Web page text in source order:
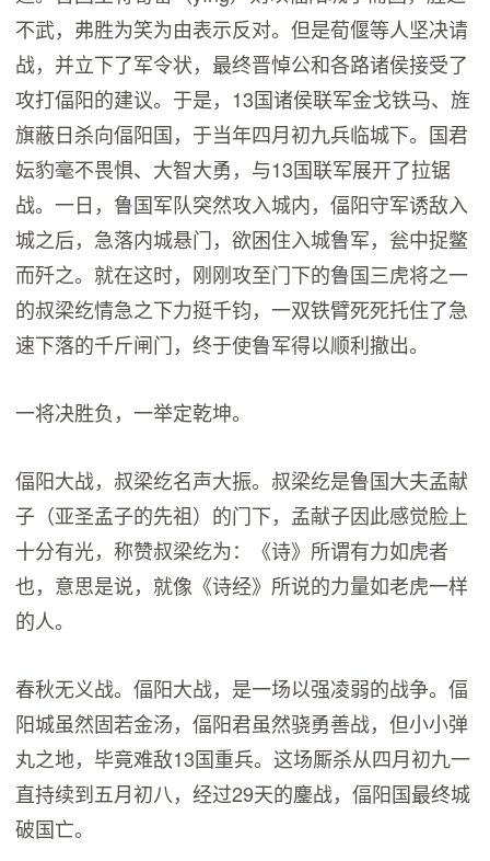
不武，弗胜为笑为由表示反对。但是荀偃等人坚决请
战，并立下了军令状，最终晋悼公和各路诸侯接受了
攻打偪阳的建议。于是，13国诸侯联军金戈铁马、旌
旗蔽日杀向偪阳国，于当年四月初九兵临城下。国君
妘豹毫不畏惧、大智大勇，与13国联军展开了拉锯
战。一日，鲁国军队突然攻入城内，偪阳守军诱敌入
城之后，急落内城悬门，欲困住入城鲁军，瓮中捉鳖
而歼之。就在这时，刚刚攻至门下的鲁国三虎将之一
的叔梁纥情急之下力挺千钧，一双铁臂死死托住了急
速下落的千斤闸门，终于使鲁军得以顺利撤出。
一将决胜负，一举定乾坤。
偪阳大战，叔梁纥名声大振。叔梁纥是鲁国大夫孟献
子（亚圣孟子的先祖）的门下，孟献子因此感觉脸上
十分有光，称赞叔梁纥为：《诗》所谓有力如虎者
也，意思是说，就像《诗经》所说的力量如老虎一样
的人。
春秋无义战。偪阳大战，是一场以强凌弱的战争。偪
阳城虽然固若金汤，偪阳君虽然骁勇善战，但小小弹
丸之地，毕竟难敌13国重兵。这场厮杀从四月初九一
直持续到五月初八，经过29天的鏖战，偪阳国最终城
破国亡。